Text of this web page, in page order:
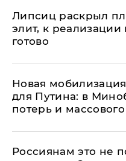
Липсиц раскрыл
элит, к реализации
готово
​Новая
для Путина: в
потерь и
Россиянам это не